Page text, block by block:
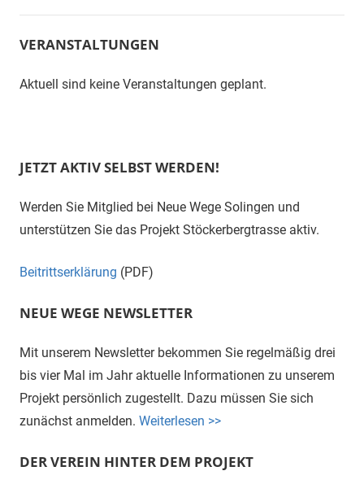
VERANSTALTUNGEN
Aktuell sind keine Veranstaltungen geplant.
JETZT AKTIV SELBST WERDEN!
Werden Sie Mitglied bei Neue Wege Solingen und
unterstützen Sie das Projekt Stöckerbergtrasse aktiv.
Beitrittserklärung (PDF)
NEUE WEGE NEWSLETTER
Mit unserem Newsletter bekommen Sie regelmäßig drei
bis vier Mal im Jahr aktuelle Informationen zu unserem
Projekt persönlich zugestellt. Dazu müssen Sie sich
zunächst anmelden. Weiterlesen >>
DER VEREIN HINTER DEM PROJEKT